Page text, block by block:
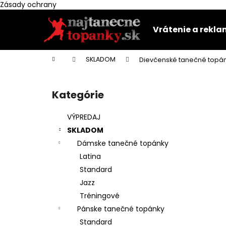
Zásady ochrany
Vrátenie a
Domov SKLADOM Dievčenské tanečné
Preskočiť
kategórie
Kategórie
VÝPREDAJ
SKLADOM
Dámske tanečné topánky
Latina
Standard
Jazz
Tréningové
Pánske tanečné topánky
Standard
K
Späť
Späť